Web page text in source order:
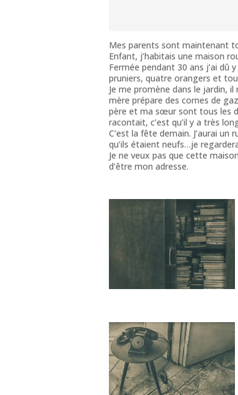
Mes parents sont maintenant
Enfant, j’habitais une maison
Fermée pendant 30 ans j’ai
pruniers, quatre orangers et
Je me promène dans le jardin,
mère prépare des cornes de
père et ma sœur sont tous les
racontait, c’est qu’il y a très
C’est la fête demain. J’aurai
qu’ils étaient neufs…je
Je ne veux pas que cette
d’être mon adresse.